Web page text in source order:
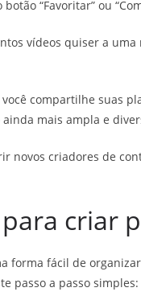
“Favoritar” ou
vídeos quiser a
compartilhe suas
mais ampla e
novos criadores de
criar
forma fácil de
passo a passo simples: